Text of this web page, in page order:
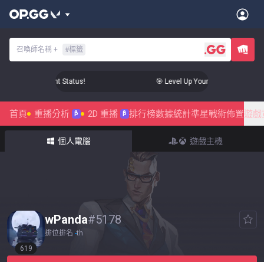
召喚師名稱 + #標籤
Aim to Radiant Status! 🎯 Level Up Your Aim to Radiant
首頁 重播分析 β 2D 重播 β 排行榜數據統計準星戰術佈置遊戲
個人電腦 遊戲主機
619
wPanda#5178
排位排名 -th